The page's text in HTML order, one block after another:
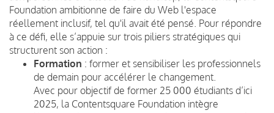
Foundation ambitionne de faire du Web l'espace
réellement inclusif, tel qu'il avait été pensé. Pour répondre
à ce défi, elle s’appuie sur trois piliers stratégiques qui
structurent son action :
Formation : former et sensibiliser les professionnels
de demain pour accélérer le changement.
Avec pour objectif de former 25 000 étudiants d’ici
2025, la Contentsquare Foundation intègre